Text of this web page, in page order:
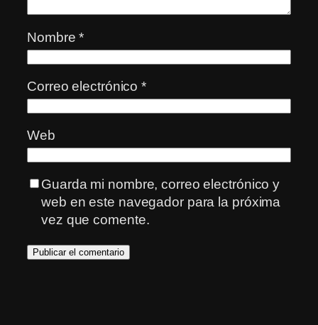
Nombre*
Correo electrónico*
Web
Guarda mi nombre, correo electrónico y
web en este navegador para la próxima
vez que comente.